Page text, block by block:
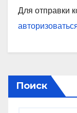
Для отправки
Поиск